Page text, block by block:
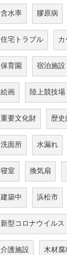
含水率 膠原病
住宅トラブル カ
保育園 宿泊施設
絵画 陸上競技場
重要文化財 歴史
洗面所 水漏れ
寝室 換気扇
建築中 浜松市
新型コロナウイルス
介護施設 木材腐